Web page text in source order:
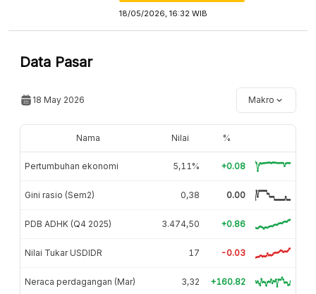
18/05/2026, 16:32 WIB
Data Pasar
18 May 2026 Makro
Nama Nilai %
Pertumbuhan ekonomi 5,11% +0.08
Gini rasio (Sem2) 0,38 0.00
PDB ADHK (Q4 2025) 3.474,50 +0.86
Nilai Tukar USDIDR 17 -0.03
Neraca perdagangan (Mar) 3,32 +160.82